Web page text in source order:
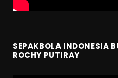
SEPAKBOLA INDONESIA
ROCHY PUTIRAY